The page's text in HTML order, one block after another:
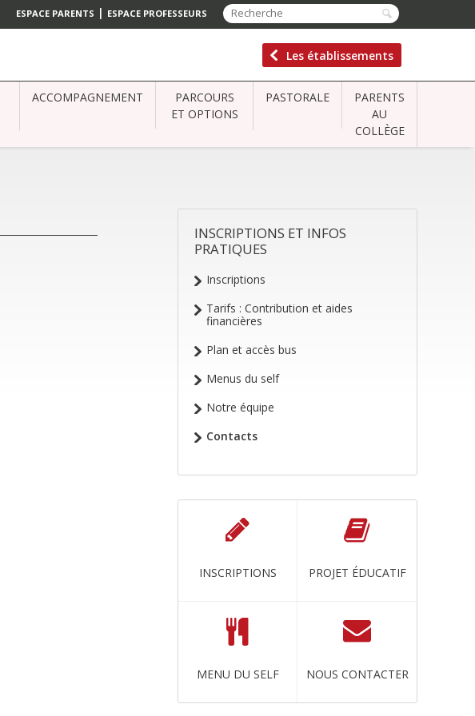
ESPACE PARENTS | ESPACE PROFESSEURS
Les établissements
ACCOMPAGNEMENT
PARCOURS
ET OPTIONS
PASTORALE
PARENTS
AU
COLLÈGE
NAVIGATION
INSCRIPTIONS ET INFOS
PRATIQUES
Inscriptions
Tarifs : Contribution et aides
financières
Plan et accès bus
Menus du self
Notre équipe
Contacts
INSCRIPTIONS PROJET ÉDUCATIF
MENU DU SELF NOUS CONTACTER